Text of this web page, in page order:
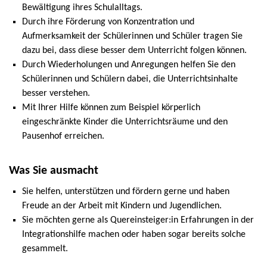
Bewältigung ihres Schulalltags.
Durch ihre Förderung von Konzentration und
Aufmerksamkeit der Schülerinnen und Schüler tragen Sie
dazu bei, dass diese besser dem Unterricht folgen können.
Durch Wiederholungen und Anregungen helfen Sie den
Schülerinnen und Schülern dabei, die Unterrichtsinhalte
besser verstehen.
Mit Ihrer Hilfe können zum Beispiel körperlich
eingeschränkte Kinder die Unterrichtsräume und den
Pausenhof erreichen.
Was Sie ausmacht
Sie helfen, unterstützen und fördern gerne und haben
Freude an der Arbeit mit Kindern und Jugendlichen.
Sie möchten gerne als Quereinsteiger:in Erfahrungen in der
Integrationshilfe machen oder haben sogar bereits solche
gesammelt.